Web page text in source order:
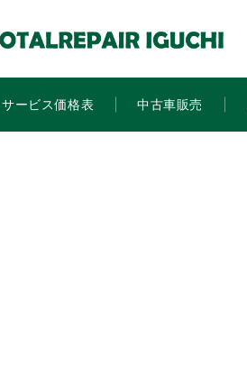
サービス価格表 中古車販売